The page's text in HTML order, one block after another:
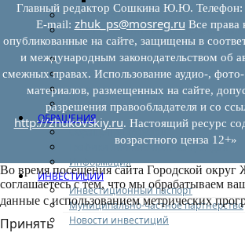
Инфраструктура поддержки
Совет по развитию и поддержке
среднего предпринимательства
Контакты
Книга жалоб
Законодательство
Конкурсы
ОБРАЩЕНИЯ
Обращения граждан
Графики личного приема граждан
Информация
ИНВЕСТИЦИИ
Инвестиционный паспорт
Муниципально-частное партнерство
Новости инвестиций
Главный редактор Сошкина Ю.Ю. Телефон:
E‑mail: zhuk_ps@mosreg.ru Все права
опубликованные на сайте, защищены в
и международным законодательством об
смежных правах. Использование аудио-,
материалов, размещенных на сайте,
разрешения правообладателя и со
http://zhukovskiy.ru. Настоящий ресурс
возрастного ценза 12+»
Во время посещения сайта Городской округ
соглашаетесь с тем, что мы обрабатываем
данные с использованием метрических
Принять